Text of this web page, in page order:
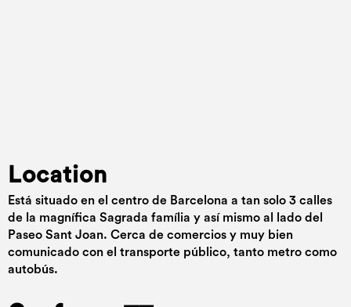
Location
Está situado en el centro de Barcelona a tan solo 3 calles
de la magnífica Sagrada família y así mismo al lado del
Paseo Sant Joan. Cerca de comercios y muy bien
comunicado con el transporte público, tanto metro como
autobús.